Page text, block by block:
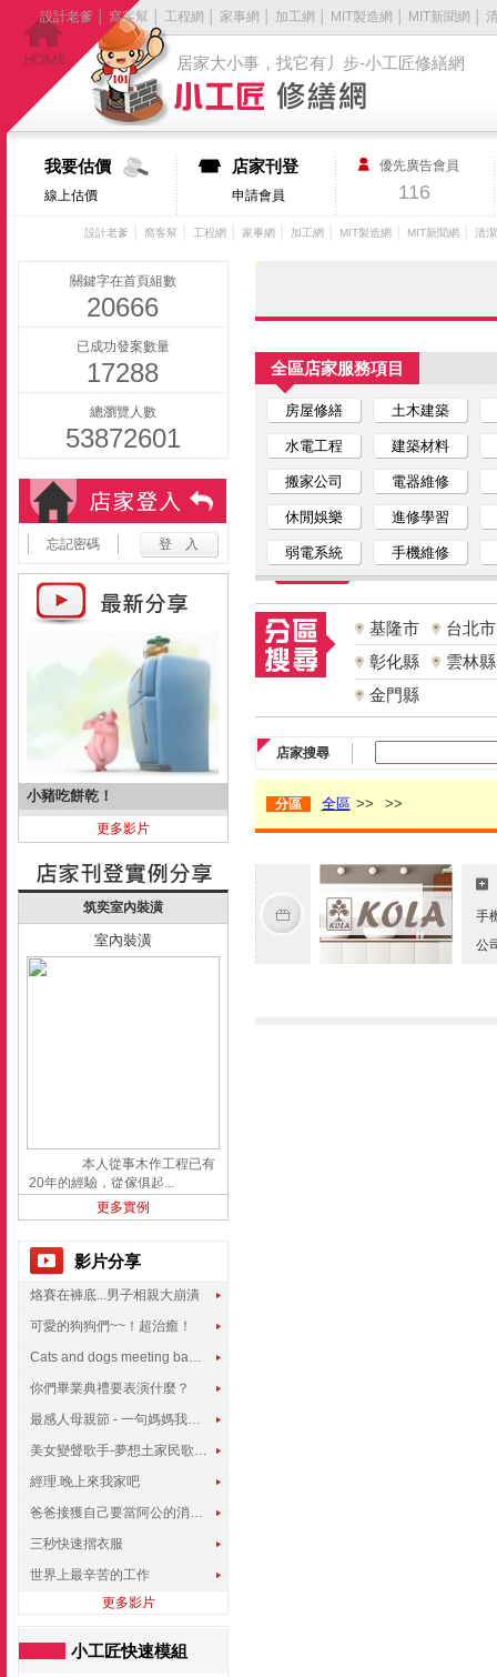
居家大小事，找它有丿步-小工匠修繕網
設計老爹 窩客幫 工程網 家事網 加工網 MIT製造網 MIT新聞網
我要估價
線上估價
店家刊登
申請會員
優先廣告會員
116
設計老爹 窩客幫 工程網 家事網 加工網 MIT製造網 MIT新聞網 清
關鍵字在首頁組數
20666
已成功發案數量
17288
總瀏覽人數
53872601
忘記密碼
小豬吃餅乾！
更多影片
筑奕室內裝潢
室內裝潢
本人從事木作工程已有
20年的經驗，從傢俱起...
更多實例
影片分享
烙賽在褲底...男子相親大崩潰
可愛的狗狗們~~！超治癒！
Cats and dogs meeting babies for the first time
你們畢業典禮要表演什麼？
最感人母親節 - 一句媽媽我愛你
美女變聲歌手-夢想土家民歌傳遍世界
經理.晚上來我家吧
爸爸接獲自己要當阿公的消息，反應史上最可愛!!!
三秒快速摺衣服
世界上最辛苦的工作
更多影片
小工匠快速模組
全區店家服務項目
房屋修繕 土木建築
水電工程 建築材料
搬家公司 電器維修
休閒娛樂 進修學習
弱電系統 手機維修
基隆市
台北市
彰化縣
雲林縣
金門縣
店家搜尋
分區 全區 >> >>
手
公